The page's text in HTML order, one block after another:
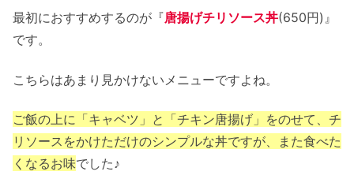
最初におすすめするのが『唐揚げチリソース丼(650円)』
です。
こちらはあまり見かけないメニューですよね。
ご飯の上に「キャベツ」と「チキン唐揚げ」をのせて、チ
リソースをかけただけのシンプルな丼ですが、また食べた
くなるお味でした♪